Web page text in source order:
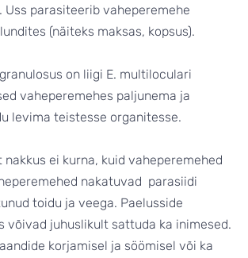
Uss parasiteerib vaheperemehe
(näiteks maksas, kopsus).
on liigi E. multiloculari
vaheperemehes paljunema ja
levima teistesse organitesse.
ei kurna, kuid vaheperemehed
nakatuvad parasiidi
toidu ja veega. Paelusside
võivad juhuslikult sattuda ka inimesed.
korjamisel ja söömisel või ka